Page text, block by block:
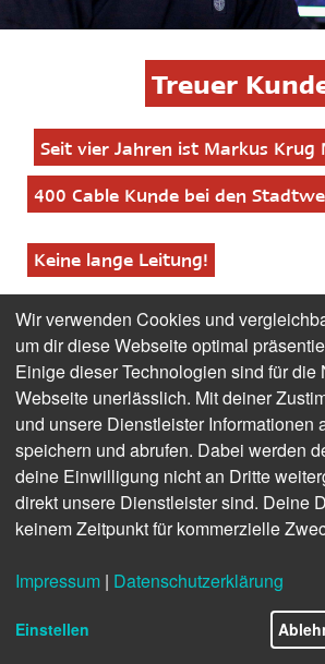
Treuer
Seit vier Jahren ist Markus Krug
400 Cable Kunde bei den
Keine lange Leitung!
Gamer
Krug über
Leidenschaft
Ob am Computer, an
Spielekonsole oder am
Videospiele liegen voll
Wir verwenden Cookies und
um dir diese Webseite optimal
Einige dieser Technologien sind für die
Webseite unerlässlich. Mit deiner
und unsere Dienstleister Informationen
speichern und abrufen. Dabei werden
deine Einwilligung nicht an Dritte
direkt unsere Dienstleister sind. Deine
keinem Zeitpunkt für kommerzielle
Impressum | Datenschutzerklärung
Einstellen